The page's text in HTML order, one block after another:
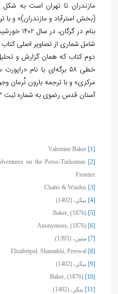
مازندران تا تهران است به شکل
(بخش استرآباد و مازندران)» و
بنام در گرگان، در سال 1402
شامل شماری از تصاویر اصلی
دوم کتاب که همان گزارش و
خطی58 برگه‌ای با نام
مرکزی» و با ترجمه بارون
آستان قدس رضوی به شماره ثبت
[1]
[2]
on the Perso-Turkoman
Frontier
[3]
[4] بیکر، (1402)
[5]
[6]
[7] متین، (1393)
[8]
[9] بیکر، (1402)
[10]
[11] بیکر، (1402)